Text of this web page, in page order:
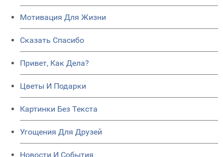
Мотивация Для Жизни
Сказать Спасибо
Привет, Как Дела?
Цветы И Подарки
Картинки Без Текста
Угощения Для Друзей
Новости И События